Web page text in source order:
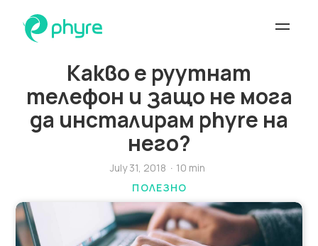
Какво е руутнат
телефон и защо не мога
да инсталирам phyre на
него?
July 31, 2018 · 10 min
ПОЛЕЗНО